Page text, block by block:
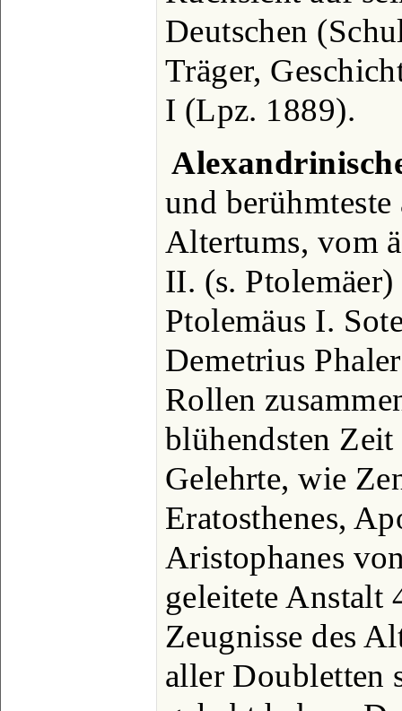
Deutschen
Träger,
I (Lpz. 1889).
und
Altertums, vom
II. (s.
Ptolemäus I.
Demetrius
Rollen
blühendsten
Gelehrte, wie
Eratosthenes,
Aristophanes
geleitete Anstalt
Zeugnisse des
aller Doubletten